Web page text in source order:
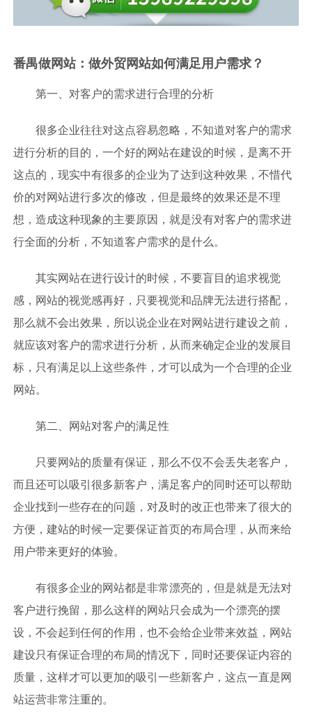
番禺做网站：做外贸网站如何满足用户需求？
第一、对客户的需求进行合理的分析
很多企业往往对这点容易忽略，不知道对客户的需求
进行分析的目的，一个好的网站在建设的时候，是离不开
这点的，现实中有很多的企业为了达到这种效果，不惜代
价的对网站进行多次的修改，但是最终的效果还是不理
想，造成这种现象的主要原因，就是没有对客户的需求进
行全面的分析，不知道客户需求的是什么。
其实网站在进行设计的时候，不要盲目的追求视觉
感，网站的视觉感再好，只要视觉和品牌无法进行搭配，
那么就不会出效果，所以说企业在对网站进行建设之前，
就应该对客户的需求进行分析，从而来确定企业的发展目
标，只有满足以上这些条件，才可以成为一个合理的企业
网站。
第二、网站对客户的满足性
只要网站的质量有保证，那么不仅不会丢失老客户，
而且还可以吸引很多新客户，满足客户的同时还可以帮助
企业找到一些存在的问题，对及时的改正也带来了很大的
方便，建站的时候一定要保证首页的布局合理，从而来给
用户带来更好的体验。
有很多企业的网站都是非常漂亮的，但是就是无法对
客户进行挽留，那么这样的网站只会成为一个漂亮的摆
设，不会起到任何的作用，也不会给企业带来效益，网站
建设只有保证合理的布局的情况下，同时还要保证内容的
质量，这样才可以更加的吸引一些新客户，这点一直是网
站运营非常注重的。